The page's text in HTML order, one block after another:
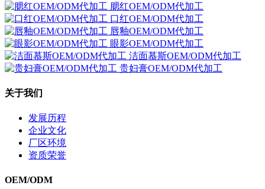
腮红OEM/ODM代加工
口红OEM/ODM代加工
唇釉OEM/ODM代加工
眼影OEM/ODM代加工
洁面慕斯OEM/ODM代加工
贵妇膏OEM/ODM代加工
关于我们
发展历程
企业文化
厂区环境
资质荣誉
OEM/ODM